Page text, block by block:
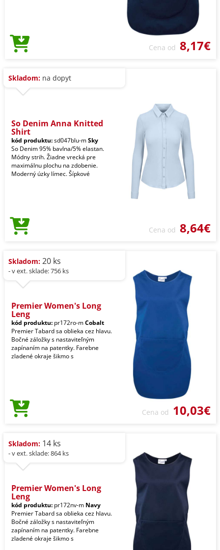
Cena od 8,17€
Skladom: na dopyt
So Denim Anna Knitted
Shirt
kód produktu:sd047blu-mSky
So Denim 95% bavlna/5% elastan.
Módny strih. Žiadne vrecká pre
maximálnu plochu na zdobenie.
Moderný úzky límec. Šípkové
Cena od 8,64€
Skladom: 20 ks
- v ext. sklade: 756 ks
Premier Women's Long
Leng
kód produktu: pr172ro-mCobalt
Premier Tabard sa oblieka cez hlavu.
Bočné záložky s nastaviteľným
zapínaním na patentky. Farebne
zladené okraje šikmo s
Cena od 10,03€
Skladom: 14 ks
- v ext. sklade: 864 ks
Premier Women's Long
Leng
kód produktu: pr172nv-m Navy
Premier Tabard sa oblieka cez hlavu.
Bočné záložky s nastaviteľným
zapínaním na patentky. Farebne
zladené okraje šikmo s